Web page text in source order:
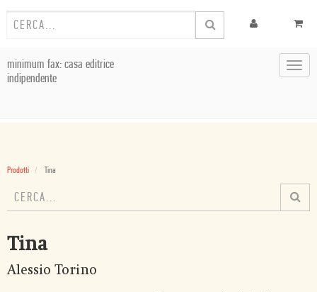
minimum fax: casa editrice
indipendente
Prodotti Tina
Tina
Alessio Torino